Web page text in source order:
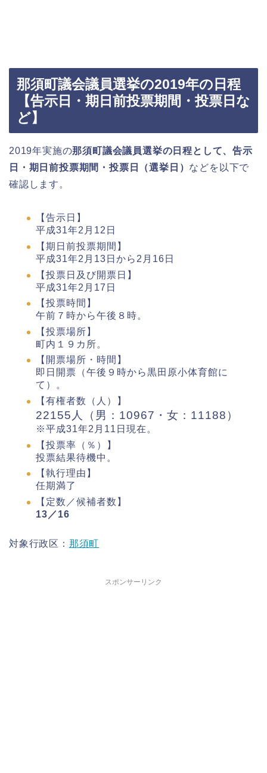
那須町議会議員選挙の2019年の日程
【告示日・期日前投票期間・投票日な
ど】
2019年実施の那須町議会議員選挙の日程として、告示
日・期日前投票期間・投票日（選挙日） などを以下で
確認します。
【告示日】
平成31年2月12日
【期日前投票期間】
平成31年2月13日から2月16日
【投票日及び開票日】
平成31年2月17日
【投票時間】
午前７時から午後８時。
【投票場所】
町内１９カ所。
【開票場所・時間】
即日開票（午後９時から黒田原小体育館に
て）。
【有権者数（人）】
22155人（男：10967・女：11188）
※平成31年2月11日現在。
【投票率（％）】
投票結果待機中。
【執行理由】
任期満了
【定数／候補者数】
13／16
対象行政区： 那須町
スポンサーリンク